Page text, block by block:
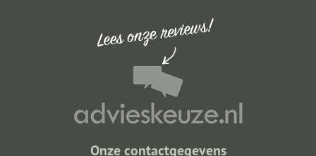
Onze contactgegevens